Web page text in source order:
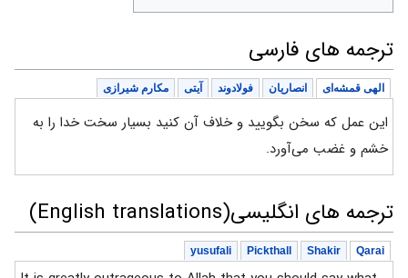
ترجمه های فارسی
الهی قمشه‌ای انصاریان فولادوند آیتی مکارم شیرازی
این عمل که سخن بگویید و خلاف آن کنید بسیار سخت خدا را به
خشم و غضب می‌آورد.
ترجمه های انگلیسی(English translations)
Qarai
Shakir
Pickthall
yusufali